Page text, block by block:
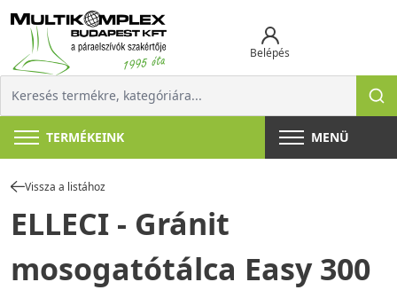
Belépés
TERMÉKEINK MENÜ
Vissza a listához
ELLECI - Gránit
mosogatótálca Easy 300